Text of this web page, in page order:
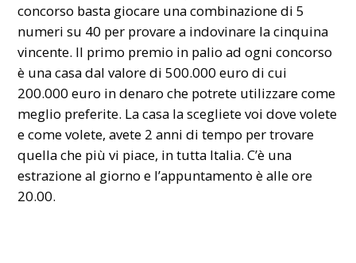
concorso basta giocare una combinazione di 5
numeri su 40 per provare a indovinare la cinquina
vincente. Il primo premio in palio ad ogni concorso
è una casa dal valore di 500.000 euro di cui
200.000 euro in denaro che potrete utilizzare come
meglio preferite. La casa la scegliete voi dove volete
e come volete, avete 2 anni di tempo per trovare
quella che più vi piace, in tutta Italia. C’è una
estrazione al giorno e l’appuntamento è alle ore
20.00.